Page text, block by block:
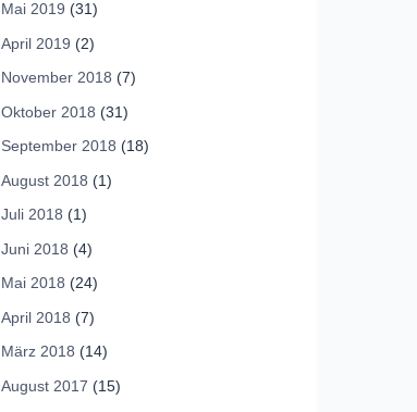
Mai 2019 (31)
April 2019 (2)
November 2018 (7)
Oktober 2018 (31)
September 2018 (18)
August 2018 (1)
Juli 2018 (1)
Juni 2018 (4)
Mai 2018 (24)
April 2018 (7)
März 2018 (14)
August 2017 (15)